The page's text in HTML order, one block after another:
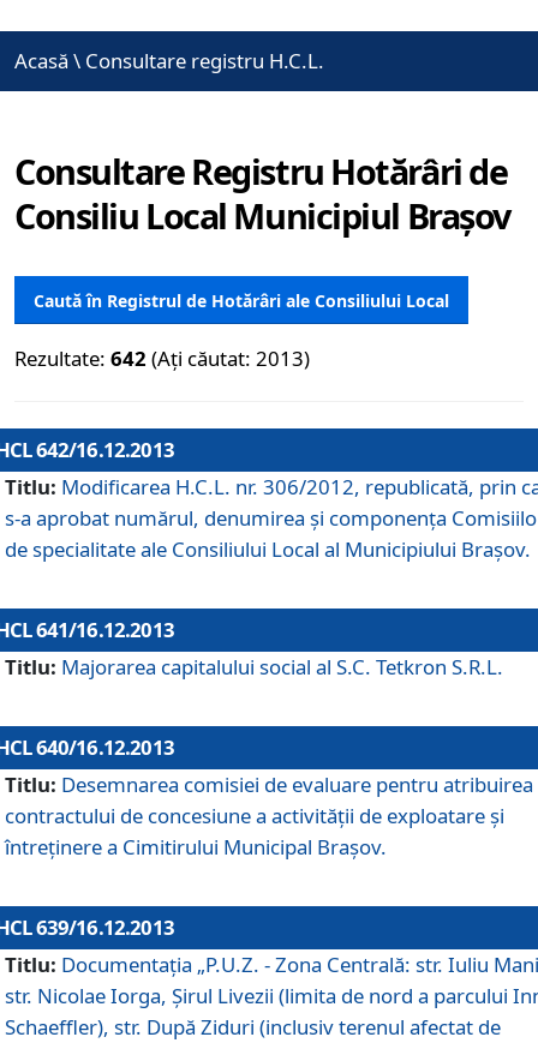
Acasă \ Consultare registru H.C.L.
Consultare Registru Hotărâri de
Consiliu Local Municipiul Brașov
Caută în Registrul de Hotărâri ale Consiliului Local
Rezultate: 642 (Ați căutat: 2013)
642/16.12.2013
Titlu: Modificarea H.C.L. nr. 306/2012, republicată, prin
s-a aprobat numărul, denumirea şi componenţa
de specialitate ale Consiliului Local al Municipiului Braşov.
641/16.12.2013
Titlu: Majorarea capitalului social al S.C. Tetkron S.R.L.
640/16.12.2013
Titlu: Desemnarea comisiei de evaluare pentru atribuirea
contractului de concesiune a activităţii de exploatare şi
întreţinere a Cimitirului Municipal Braşov.
639/16.12.2013
Titlu: Documentaţia „P.U.Z. - Zona Centrală: str. Iuliu
str. Nicolae Iorga, Şirul Livezii (limita de nord a parcului
Schaeffler), str. După Ziduri (inclusiv terenul afectat de